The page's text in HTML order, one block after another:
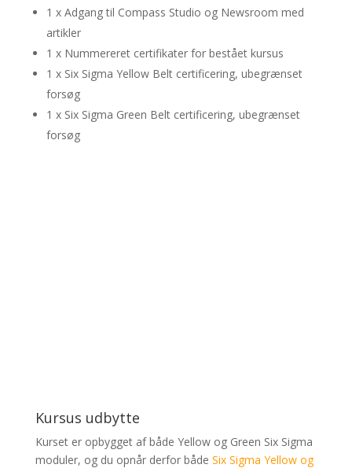
1 x Adgang til Compass Studio og Newsroom med
artikler
1 x Nummereret certifikater for bestået kursus
1 x Six Sigma Yellow Belt certificering, ubegrænset
forsøg
1 x Six Sigma Green Belt certificering, ubegrænset
forsøg
Kursus udbytte
Kurset er opbygget af både Yellow og Green Six Sigma
moduler, og du opnår derfor både Six Sigma Yellow og